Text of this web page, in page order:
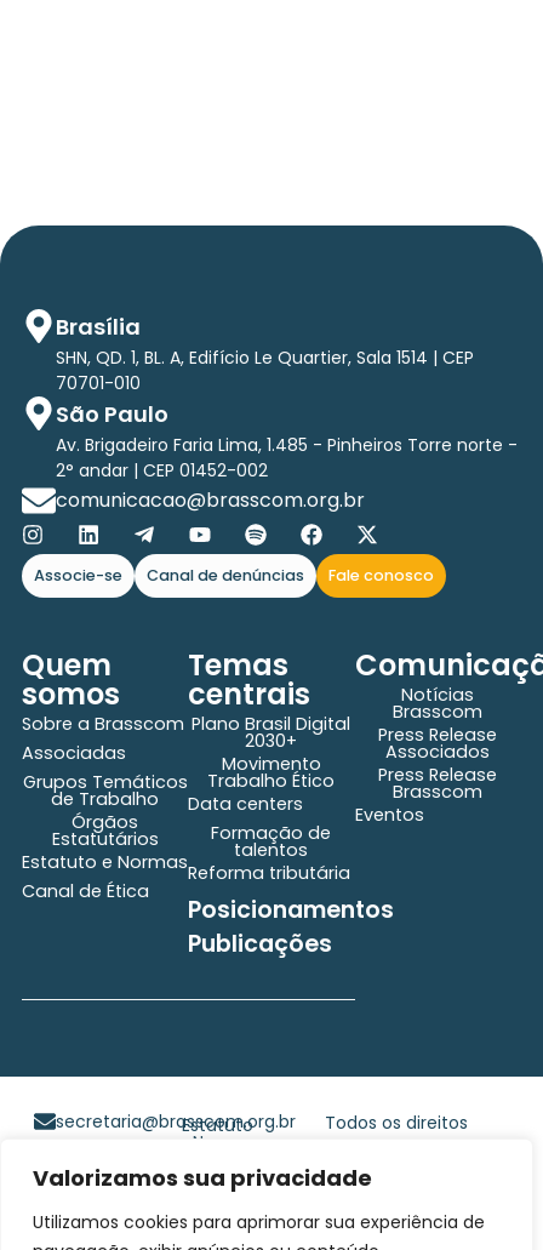
Valorizamos sua privacidade
Utilizamos cookies para aprimorar sua experiência de
Brasília
SHN, QD. 1, BL. A, Edifício Le Quartier, Sala 1514 | CEP
70701-010
São Paulo
Av. Brigadeiro Faria Lima, 1.485 - Pinheiros Torre norte -
2° andar | CEP 01452-002
comunicacao@brasscom.org.br
Associe-se Canal de denúncias Fale conosco
Quem
somos
Sobre a Brasscom
Associadas
Grupos Temáticos
de Trabalho
Órgãos
Estatutários
Estatuto e Normas
Canal de Ética
Temas
centrais
Plano Brasil Digital
2030+
Movimento
Trabalho Ético
Data centers
Formação de
talentos
Reforma tributária
Posicionamentos
Publicações
Notícias
Brasscom
Press Release
Associados
Press Release
Brasscom
Eventos
Todos os direitos
BRASSCOM |
desenvolvido porGim
secretaria@brasscom.org.br
Estatuto
e Normas